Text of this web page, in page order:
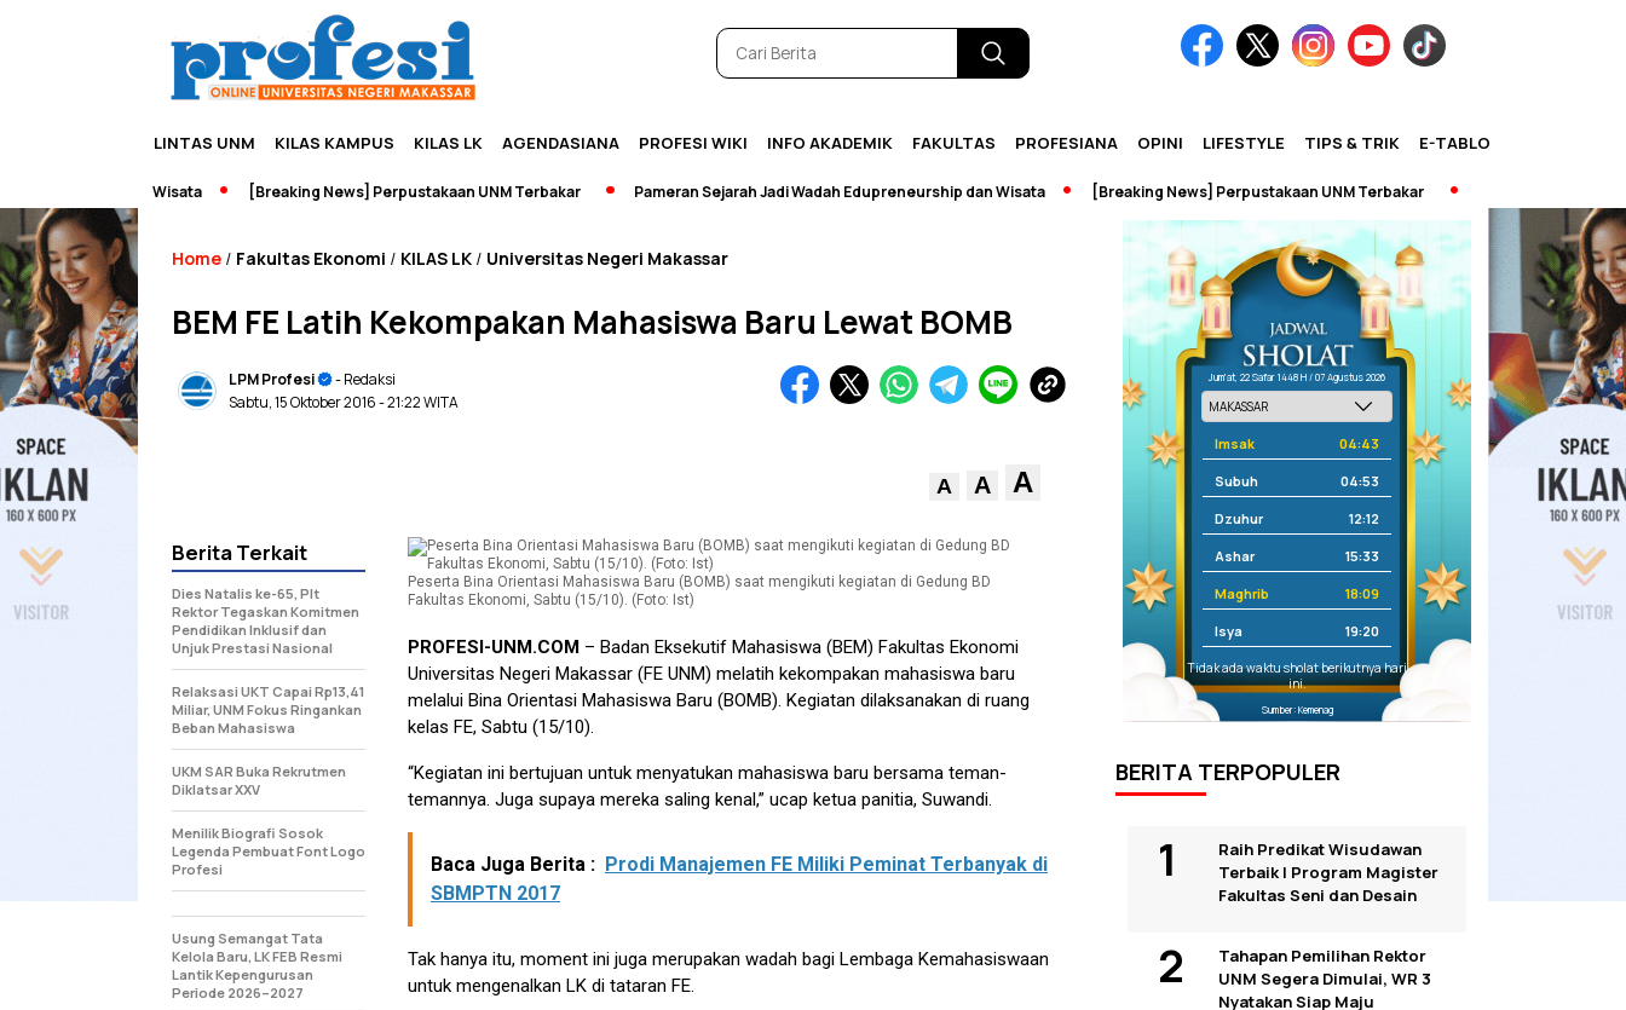
LINTAS UNM KILAS KAMPUS KILAS LK AGENDASIANA PROFESI WIKI INFO AKADEMIK FAKULTAS PROFESIANA OPINI LIFESTYLE TIPS & TRIK E-TABLOID
dan Wisata [Breaking News] Perpustakaan UNM Terbakar Pameran Sejarah Jadi Wadah Edupreneurship dan Wisata [Breaking News] Perpustakaan UNM Terbakar
Home / Fakultas Ekonomi / KILAS LK / Universitas Negeri Makassar
BEM FE Latih Kekompakan Mahasiswa Baru Lewat BOMB
LPM Profesi
- Redaksi
Sabtu, 15 Oktober 2016- 21:22 WITA
A A A
Peserta Bina Orientasi Mahasiswa Baru (BOMB) saat mengikuti kegiatan di Gedung BD
Fakultas Ekonomi, Sabtu (15/10). (Foto: Ist)
PROFESI-UNM.COM – Badan Eksekutif Mahasiswa (BEM) Fakultas Ekonomi
Universitas Negeri Makassar (FE UNM) melatih kekompakan mahasiswa baru
melalui Bina Orientasi Mahasiswa Baru (BOMB). Kegiatan dilaksanakan di ruang
kelas FE, Sabtu (15/10).
“Kegiatan ini bertujuan untuk menyatukan mahasiswa baru bersama teman-
temannya. Juga supaya mereka saling kenal,” ucap ketua panitia, Suwandi.
Baca Juga Berita : Prodi Manajemen FE Miliki Peminat Terbanyak di
SBMPTN 2017
Tak hanya itu, moment ini juga merupakan wadah bagi Lembaga Kemahasiswaan
untuk mengenalkan LK di tataran FE.
Berita Terkait
Dies Natalis ke-65, Plt
Rektor Tegaskan Komitmen
Pendidikan Inklusif dan
Unjuk Prestasi Nasional
Relaksasi UKT Capai Rp13,41
Miliar, UNM Fokus Ringankan
Beban Mahasiswa
UKM SAR Buka Rekrutmen
Diklatsar XXV
Menilik Biografi Sosok
Legenda Pembuat Font Logo
Profesi
Usung Semangat Tata
Kelola Baru, LK FEB Resmi
Lantik Kepengurusan
Periode 2026–2027
Jum'at, 22 Safar 1448 H / 07 Agustus 2026
Imsak 04:43
Subuh 04:53
Dzuhur 12:12
Ashar 15:33
Maghrib 18:09
Isya 19:20
Tidak ada waktu sholat berikutnya hari
ini.
Sumber: Kemenag
BERITA TERPOPULER
Raih Predikat Wisudawan
Terbaik I Program Magister
Fakultas Seni dan Desain
Tahapan Pemilihan Rektor
UNM Segera Dimulai, WR 3
Nyatakan Siap Maju